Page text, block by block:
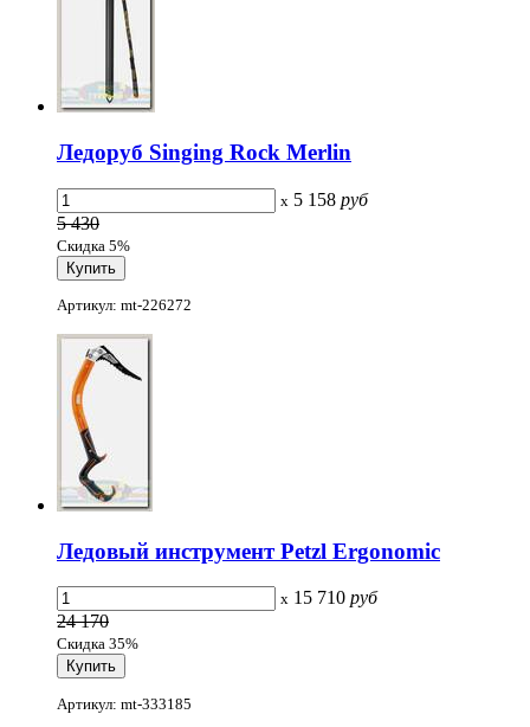
Ледоруб Singing Rock Merlin
x 5 158 руб
5 430
Скидка 5%
Артикул: mt-226272
Ледовый инструмент Petzl Ergonomic
x 15 710 руб
24 170
Скидка 35%
Артикул: mt-333185